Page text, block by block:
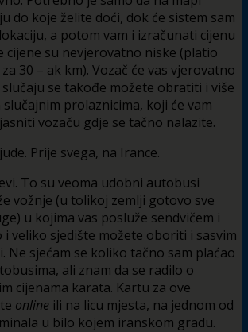
do koje želite doći, dok će sistem sam
a potom vam i izračunati cijenu
cijene su nevjerovatno niske (platio
30 – ak km). Vozač će vas vjerovatno
se takođe možete obratiti i više
prolaznicima, koji će vam
vozaču gdje se tačno nalazite.
Prije svega, na Irance.
To su veoma udobni autobusi
vožnje (u tolikoj zemlji gotovo sve
u kojima vas posluže sendvičem i
i veliko sjedište možete oboriti i sasvim
Ne sjećam se koliko tačno sam plaćao
ali znam da se radilo o
cijenama karata. Kartu za ove
online ili na licu mjesta, na jednom od
u bilo kojem iranskom gradu.